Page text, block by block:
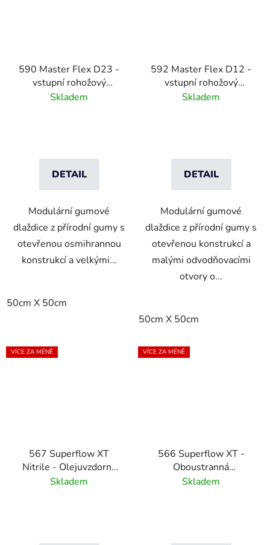
590 Master Flex D23 -
vstupní rohožový
systém s
Skladem
DETAIL
Modulární gumové
dlaždice z přírodní gumy s
otevřenou osmihrannou
konstrukcí a velkými...
50cm X 50cm
592 Master Flex D12 -
vstupní rohožový
systém s
Skladem
DETAIL
Modulární gumové
dlaždice z přírodní gumy s
otevřenou konstrukcí a
malými odvodňovacími
otvory o...
50cm X 50cm
VÍCE ZA MÉNĚ
567 Superflow XT
Nitrile - Olejuvzdorná
oboustranná
Skladem
VÍCE ZA MÉNĚ
566 Superflow XT -
Oboustranná
protiskluzová Rohož s
Skladem